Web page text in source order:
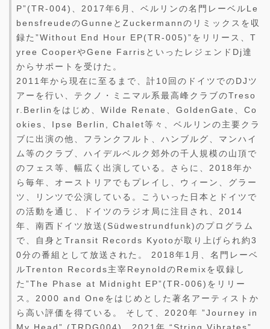
P”(TR-004)、2017年6月、ベルリンの名門レーベルLe
bensfreudeのGunneとZuckermannのリミックスを収
録た”Without End Hour EP(TR-005)”をリリース、T
yree CooperやGene FarrisといったレジェンドDj達
からサポートを受けた。
2011年から現在に至るまで、計10回のドイツでのDJツ
アーを行い、テクノ・ミニマル系最高峰クラブのTreso
r.Berlinをはじめ、Wilde Renate、GoldenGate、Co
okies、Ipse Berlin, Chalet等々、ベルリンの主要クラ
ブに出演の他、フランクフルト、ハンブルグ、マンハイ
ム等のクラブ、ハイデルベルク郊外の千人規模の山頂で
のフェス等、幅広く出演している。さらに、2018年か
ら毎年、オーストリアでもプレイし、ウィーン、グラー
ツ、リンツで公演している。こういった日本とドイツで
の活動を通じ、ドイツのラジオ局に注目され、2014
年、南西ドイツ放送(Südwestrundfunk)のプログラム
で、自身とTransit Records Kyotoが取り上げられ約3
0分の番組として放送された。 2018年1月、名門レーベ
ルTrenton Records主宰ReynoldのRemixを収録し
た”The Phase at Midnight EP”(TR-006)をリリー
ス。2000 and Oneをはじめとした著名アーティストか
ら高い評価を得ている。 そして、2020年 ”Journey in